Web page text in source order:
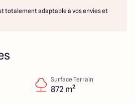
Est
4.9
totalement adaptable à vos envies et
Surface Terrain
872 m²